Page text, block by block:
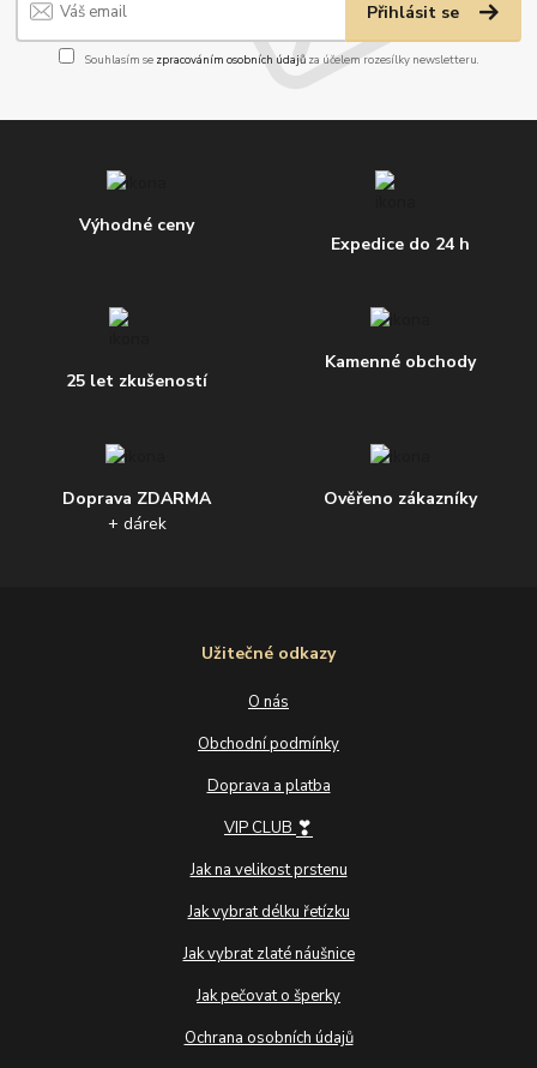
Přihlásit se
Souhlasím se zpracováním osobních údajůza účelem rozesílky newsletteru.
Výhodné ceny
Expedice do 24 h
25 let zkušeností
Kamenné obchody
Doprava ZDARMA
+ dárek
Ověřeno zákazníky
Užitečné odkazy
O nás
Obchodní podmínky
Doprava a platba
VIP CLUB ❣
Jak na velikost prstenu
Jak vybrat délku řetízku
Jak vybrat zlaté náušnice
Jak pečovat o šperky
Ochrana osobních údajů